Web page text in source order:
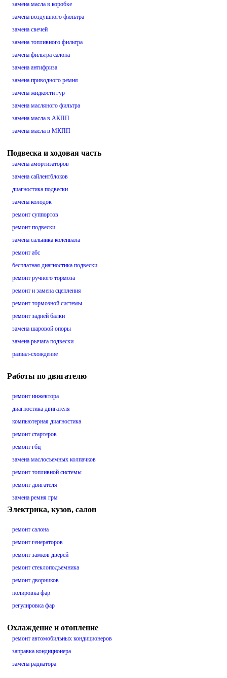
замена масла в коробке
замена воздушного фильтра
замена свечей
замена топливного фильтра
замена фильтра салона
замена антифриза
замена приводного ремня
замена жидкости гур
замена масляного фильтра
замена масла в АКПП
замена масла в МКПП
Подвеска и ходовая часть
замена амортизаторов
замена сайлентблоков
диагностика подвески
замена колодок
ремонт суппортов
ремонт подвески
замена сальника коленвала
ремонт абс
бесплатная диагностика подвески
ремонт ручного тормоза
ремонт и замена сцепления
ремонт тормозной системы
ремонт задней балки
замена шаровой опоры
замена рычага подвески
развал-схождение
Работы по двигателю
ремонт инжектора
диагностика двигателя
компьютерная диагностика
ремонт стартеров
ремонт гбц
замена маслосъемных колпачков
ремонт топливной системы
ремонт двигателя
замена ремня грм
Электрика, кузов, салон
ремонт салона
ремонт генераторов
ремонт замков дверей
ремонт стеклоподъемника
ремонт дворников
полировка фар
регулировка фар
Охлаждение и отопление
ремонт автомобильных кондиционеров
заправка кондиционера
замена радиатора